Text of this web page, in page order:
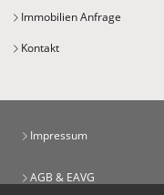
Immobilien Anfrage
Kontakt
Impressum
AGB & EAVG